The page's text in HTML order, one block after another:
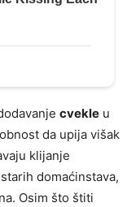
cvekle u
da upija višak
klijanje
domaćinstava,
Osim što štiti